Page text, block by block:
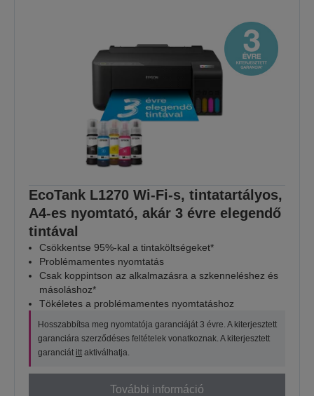
EcoTank L1270 Wi-Fi-s, tintatartályos,
A4-es nyomtató, akár 3 évre elegendő
tintával
Csökkentse 95%-kal a tintaköltségeket*
Problémamentes nyomtatás
Csak koppintson az alkalmazásra a szkenneléshez és
másoláshoz*
Tökéletes a problémamentes nyomtatáshoz
Hosszabbítsa meg nyomtatója garanciáját 3 évre. A kiterjesztett
garanciára szerződéses feltételek vonatkoznak. A kiterjesztett
garanciát itt aktiválhatja.
További információ